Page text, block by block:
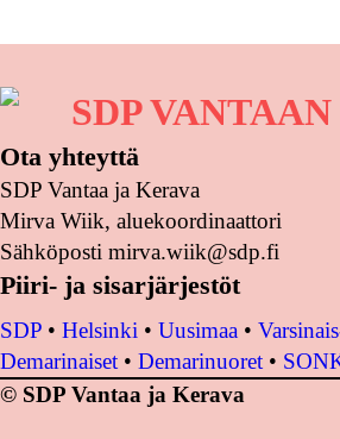
SDP
Ota yhteyttä
SDP Vantaa ja Kerava
Mirva Wiik, aluekoordinaattori
Sähköposti mirva.wiik@sdp.fi
Piiri- ja sisarjärjestöt
SDP • Helsinki • Uusimaa •
Demarinaiset • Demarinuoret •
© SDP Vantaa ja Kerava